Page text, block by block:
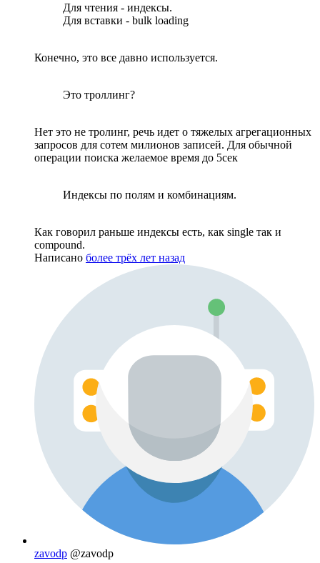
Для чтения - индексы.
Для вставки - bulk loading
Конечно, это все давно используется.
Это троллинг?
Нет это не тролинг, речь идет о тяжелых агрегационных
запросов для сотем милионов записей. Для обычной
операции поиска желаемое время до 5сек
Индексы по полям и комбинациям.
Как говорил раньше индексы есть, как single так и
сompound.
Написано более трёх лет назад
zavodp @zavodp